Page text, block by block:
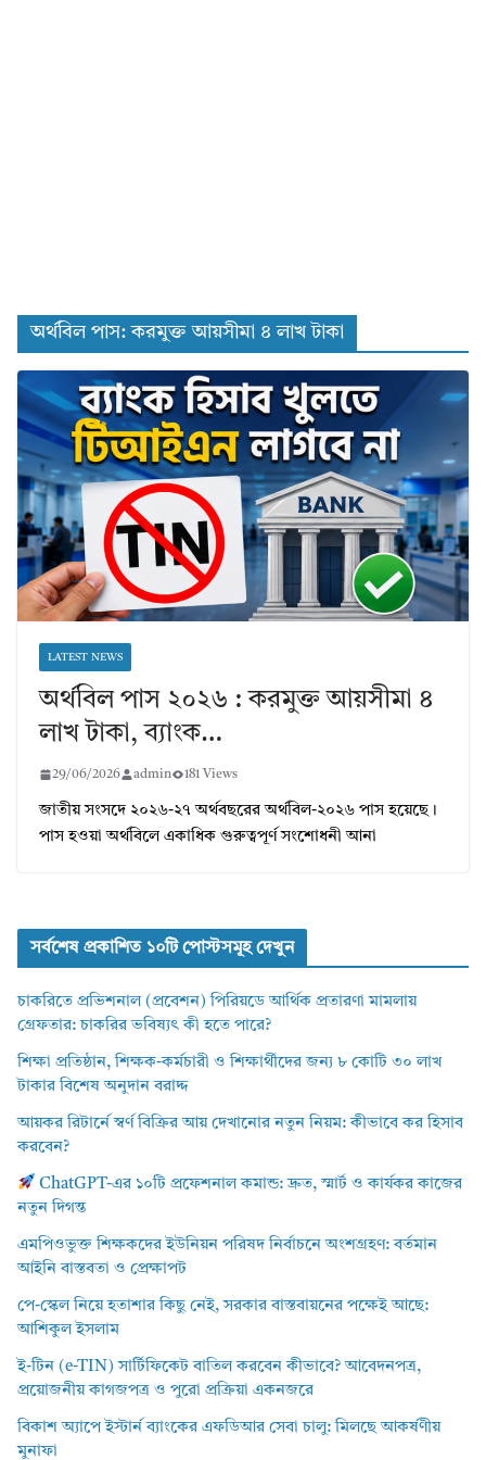
অর্থবিল পাস: করমুক্ত আয়সীমা ৪ লাখ টাকা
LATEST NEWS
অর্থবিল পাস ২০২৬ : করমুক্ত আয়সীমা ৪
লাখ টাকা, ব্যাংক…
29/06/2026 admin 181 Views
জাতীয় সংসদে ২০২৬-২৭ অর্থবছরের অর্থবিল-২০২৬ পাস হয়েছে।
পাস হওয়া অর্থবিলে একাধিক গুরুত্বপূর্ণ সংশোধনী আনা
সর্বশেষ প্রকাশিত ১০টি পোস্টসমূহ দেখুন
চাকরিতে প্রভিশনাল (প্রবেশন) পিরিয়ডে আর্থিক প্রতারণা মামলায়
গ্রেফতার: চাকরির ভবিষ্যৎ কী হতে পারে?
শিক্ষা প্রতিষ্ঠান, শিক্ষক-কর্মচারী ও শিক্ষার্থীদের জন্য ৮ কোটি ৩০ লাখ
টাকার বিশেষ অনুদান বরাদ্দ
আয়কর রিটার্নে স্বর্ণ বিক্রির আয় দেখানোর নতুন নিয়ম: কীভাবে কর হিসাব
করবেন?
ChatGPT-এর ১০টি প্রফেশনাল কমান্ড: দ্রুত, স্মার্ট ও কার্যকর কাজের
নতুন দিগন্ত
এমপিওভুক্ত শিক্ষকদের ইউনিয়ন পরিষদ নির্বাচনে অংশগ্রহণ: বর্তমান
আইনি বাস্তবতা ও প্রেক্ষাপট
পে-স্কেল নিয়ে হতাশার কিছু নেই, সরকার বাস্তবায়নের পক্ষেই আছে:
আশিকুল ইসলাম
ই-টিন (e-TIN) সার্টিফিকেট বাতিল করবেন কীভাবে? আবেদনপত্র,
প্রয়োজনীয় কাগজপত্র ও পুরো প্রক্রিয়া একনজরে
বিকাশ অ্যাপে ইস্টার্ন ব্যাংকের এফডিআর সেবা চালু: মিলছে আকর্ষণীয়
মুনাফা